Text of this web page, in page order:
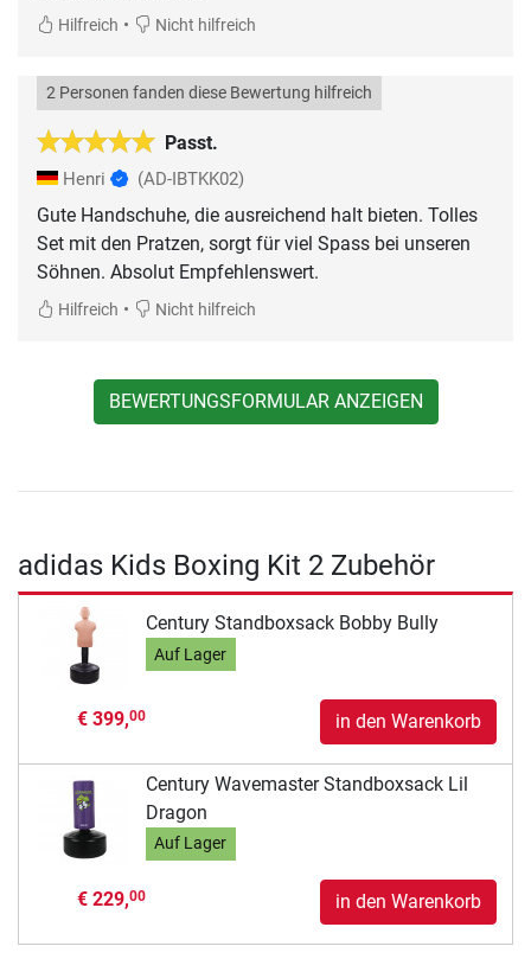
Hilfreich • Nicht hilfreich
Passt.
2 Personen fanden diese Bewertung hilfreich
Henri (AD-IBTKK02)
Gute Handschuhe, die ausreichend halt bieten. Tolles
Set mit den Pratzen, sorgt für viel Spass bei unseren
Söhnen. Absolut Empfehlenswert.
Hilfreich • Nicht hilfreich
BEWERTUNGSFORMULAR ANZEIGEN
adidas Kids Boxing Kit 2 Zubehör
Century Standboxsack Bobby Bully
Auf Lager
€ 399,00 in den Warenkorb
Century Wavemaster Standboxsack Lil
Dragon
Auf Lager
€ 229,00 in den Warenkorb